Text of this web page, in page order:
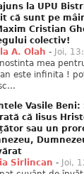
la UPU
că sunt pe
Cristian
colectiv!
A. Olah - Joi,
mea
este infinita !
Vasile
că Iisus
sau un
Sirlincan - Joi,